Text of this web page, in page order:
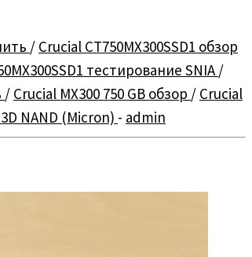
/ Crucial CT750MX300SSD1 обзор
тестирование SNIA/
/ Crucial MX300 750 GB обзор / Crucial
NAND (Micron) - admin